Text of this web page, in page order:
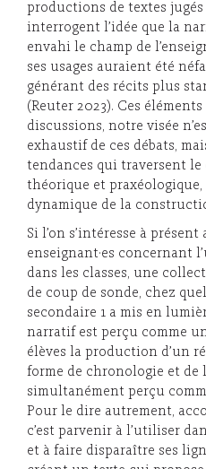
productions de textes jugés
interrogent l’idée que la
envahi le champ de
ses usages auraient été
générant des récits plus
(Reuter 2023). Ces
discussions, notre visée
exhaustif de ces débats,
tendances qui traversent le
théorique et praxéologique,
dynamique de la
Si l’on s’intéresse à
enseignant·es concernant
dans les classes, une
de coup de sonde, chez
secondaire 1 a mis en
narratif est perçu comme
élèves la production d’un
forme de chronologie et de
simultanément perçu
Pour le dire autrement,
c’est parvenir à l’utiliser
et à faire disparaître ses